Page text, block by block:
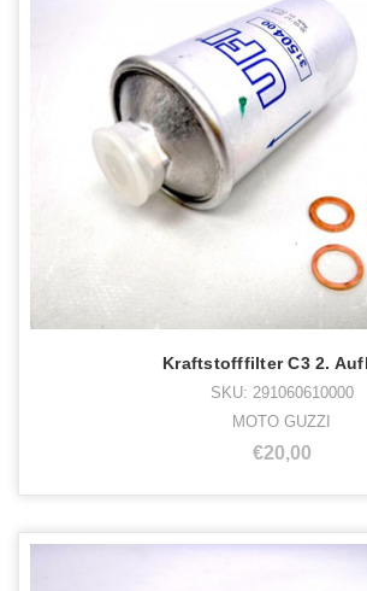
Kraftstofffilter C3 2.
SKU: 291060610000
MOTO GUZZI
€20,00